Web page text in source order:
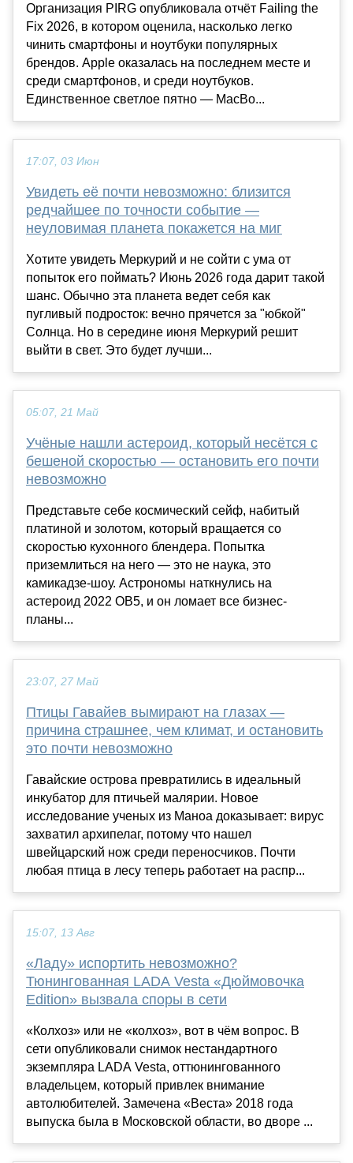
Организация PIRG опубликовала отчёт Failing the
Fix 2026, в котором оценила, насколько легко
чинить смартфоны и ноутбуки популярных
брендов. Apple оказалась на последнем месте и
среди смартфонов, и среди ноутбуков.
Единственное светлое пятно — MacBo...
17:07, 03 Июн
Увидеть её почти невозможно: близится
редчайшее по точности событие —
неуловимая планета покажется на миг
Хотите увидеть Меркурий и не сойти с ума от
попыток его поймать? Июнь 2026 года дарит такой
шанс. Обычно эта планета ведет себя как
пугливый подросток: вечно прячется за "юбкой"
Солнца. Но в середине июня Меркурий решит
выйти в свет. Это будет лучши...
05:07, 21 Май
Учёные нашли астероид, который несётся с
бешеной скоростью — остановить его почти
невозможно
Представьте себе космический сейф, набитый
платиной и золотом, который вращается со
скоростью кухонного блендера. Попытка
приземлиться на него — это не наука, это
камикадзе-шоу. Астрономы наткнулись на
астероид 2022 OB5, и он ломает все бизнес-
планы...
23:07, 27 Май
Птицы Гавайев вымирают на глазах —
причина страшнее, чем климат, и остановить
это почти невозможно
Гавайские острова превратились в идеальный
инкубатор для птичьей малярии. Новое
исследование ученых из Маноа доказывает: вирус
захватил архипелаг, потому что нашел
швейцарский нож среди переносчиков. Почти
любая птица в лесу теперь работает на распр...
15:07, 13 Авг
«Ладу» испортить невозможно?
Тюнингованная LADA Vesta «Дюймовочка
Edition» вызвала споры в сети
«Колхоз» или не «колхоз», вот в чём вопрос. В
сети опубликовали снимок нестандартного
экземпляра LADA Vesta, оттюнингованного
владельцем, который привлек внимание
автолюбителей. Замечена «Веста» 2018 года
выпуска была в Московской области, во дворе ...